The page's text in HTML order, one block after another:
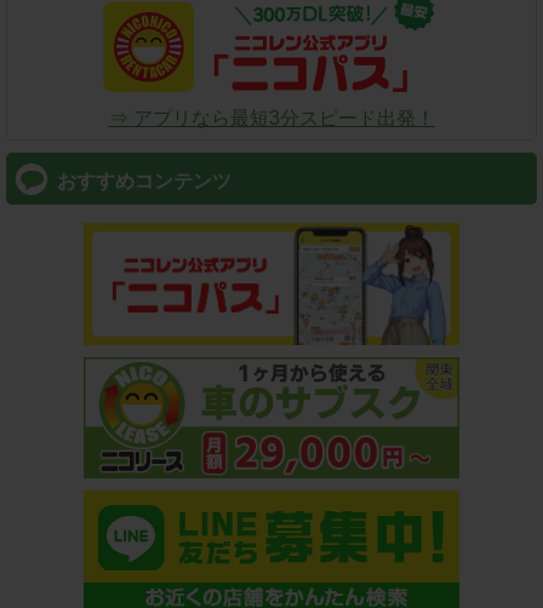
⇒ アプリなら最短3分スピード出発！
おすすめコンテンツ